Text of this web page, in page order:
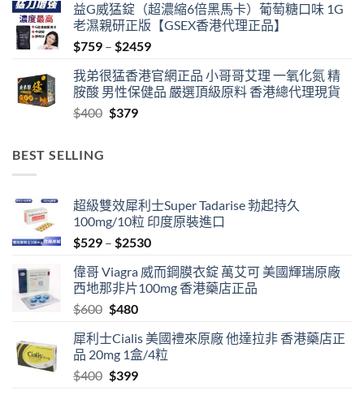
益G威猛錠（超濃縮6倍黑馬卡）葡萄糖口味 1G
老濕親研正版【GSEX香港代理正品】
$759 – $2459Price
$759
through
我弟很猛香港官網正品 小哥哥艾理 一氧化氮 精
胺酸 男性保健品 嚴選頂級原料 香港總代理現貨
$400 Original
$379Current
BEST SELLING
超級雙效犀利士Super Tadarise 勃起持久
100mg/10粒 印度原裝進口
$529 – $2530Price
$529
through
偉哥 Viagra 威而鋼膜衣錠 萬艾可 美國輝瑞原廠
西地那非片100mg 香港藥店正品
$600 Original
was:
$600.
$480Current
is:
$480.
犀利士Cialis 美國禮來原廠 他達拉非 香港藥店正
品 20mg 1盒/4粒
$400 Original
$399Current